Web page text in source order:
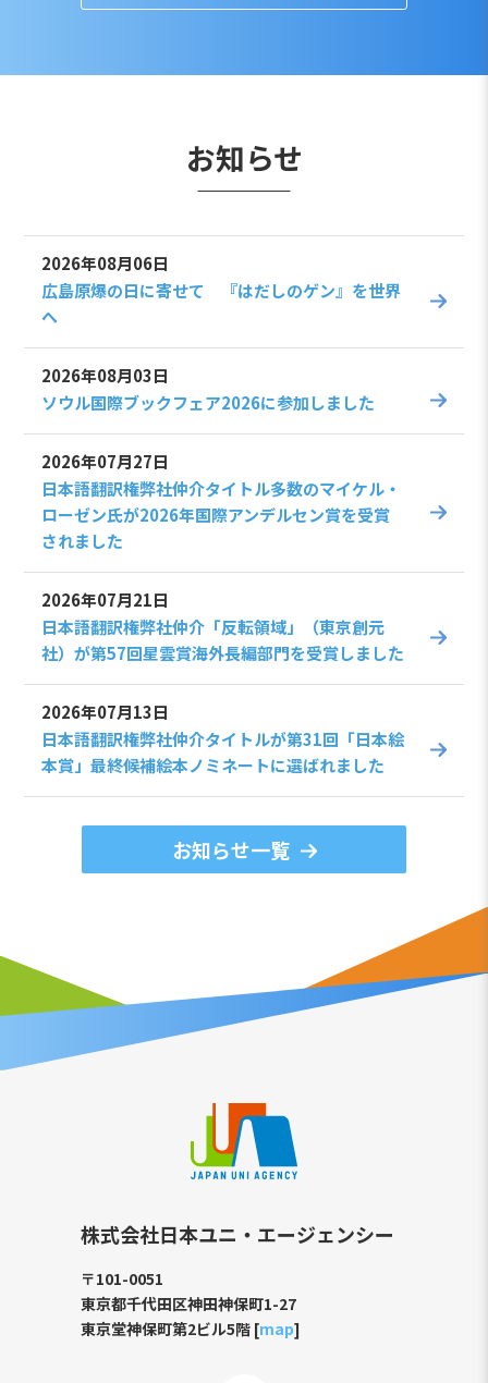
お知らせ
2026年08月06日
広島原爆の日に寄せて 『はだしのゲン』を世界
へ
2026年08月03日
ソウル国際ブックフェア2026に参加しました
2026年07月27日
日本語翻訳権弊社仲介タイトル多数のマイケル・
ローゼン氏が2026年国際アンデルセン賞を受賞
されました
2026年07月21日
日本語翻訳権弊社仲介「反転領域」（東京創元
社）が第57回星雲賞海外長編部門を受賞しました
2026年07月13日
日本語翻訳権弊社仲介タイトルが第31回「日本絵
本賞」最終候補絵本ノミネートに選ばれました
お知らせ一覧
株式会社日本ユニ・エージェンシー
〒101-0051
東京都千代田区神田神保町1-27
東京堂神保町第2ビル5階 [map]